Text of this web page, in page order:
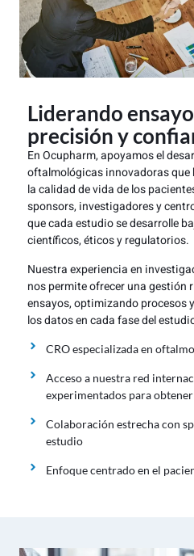
Liderando
precisión y
En Ocupharm, apoyamos el
oftalmológicas innovadoras que
la calidad de vida de los
sponsors, investigadores y
que cada estudio se desarrolle
científicos, éticos y regulatorios.
Nuestra experiencia en
nos permite ofrecer una gestión
ensayos, optimizando procesos
los datos en cada fase del
CRO especializada en
Acceso a nuestra red
experimentados para
Colaboración estrecha con
estudio
Enfoque centrado en el